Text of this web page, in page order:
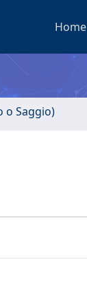
Home
o Saggio)